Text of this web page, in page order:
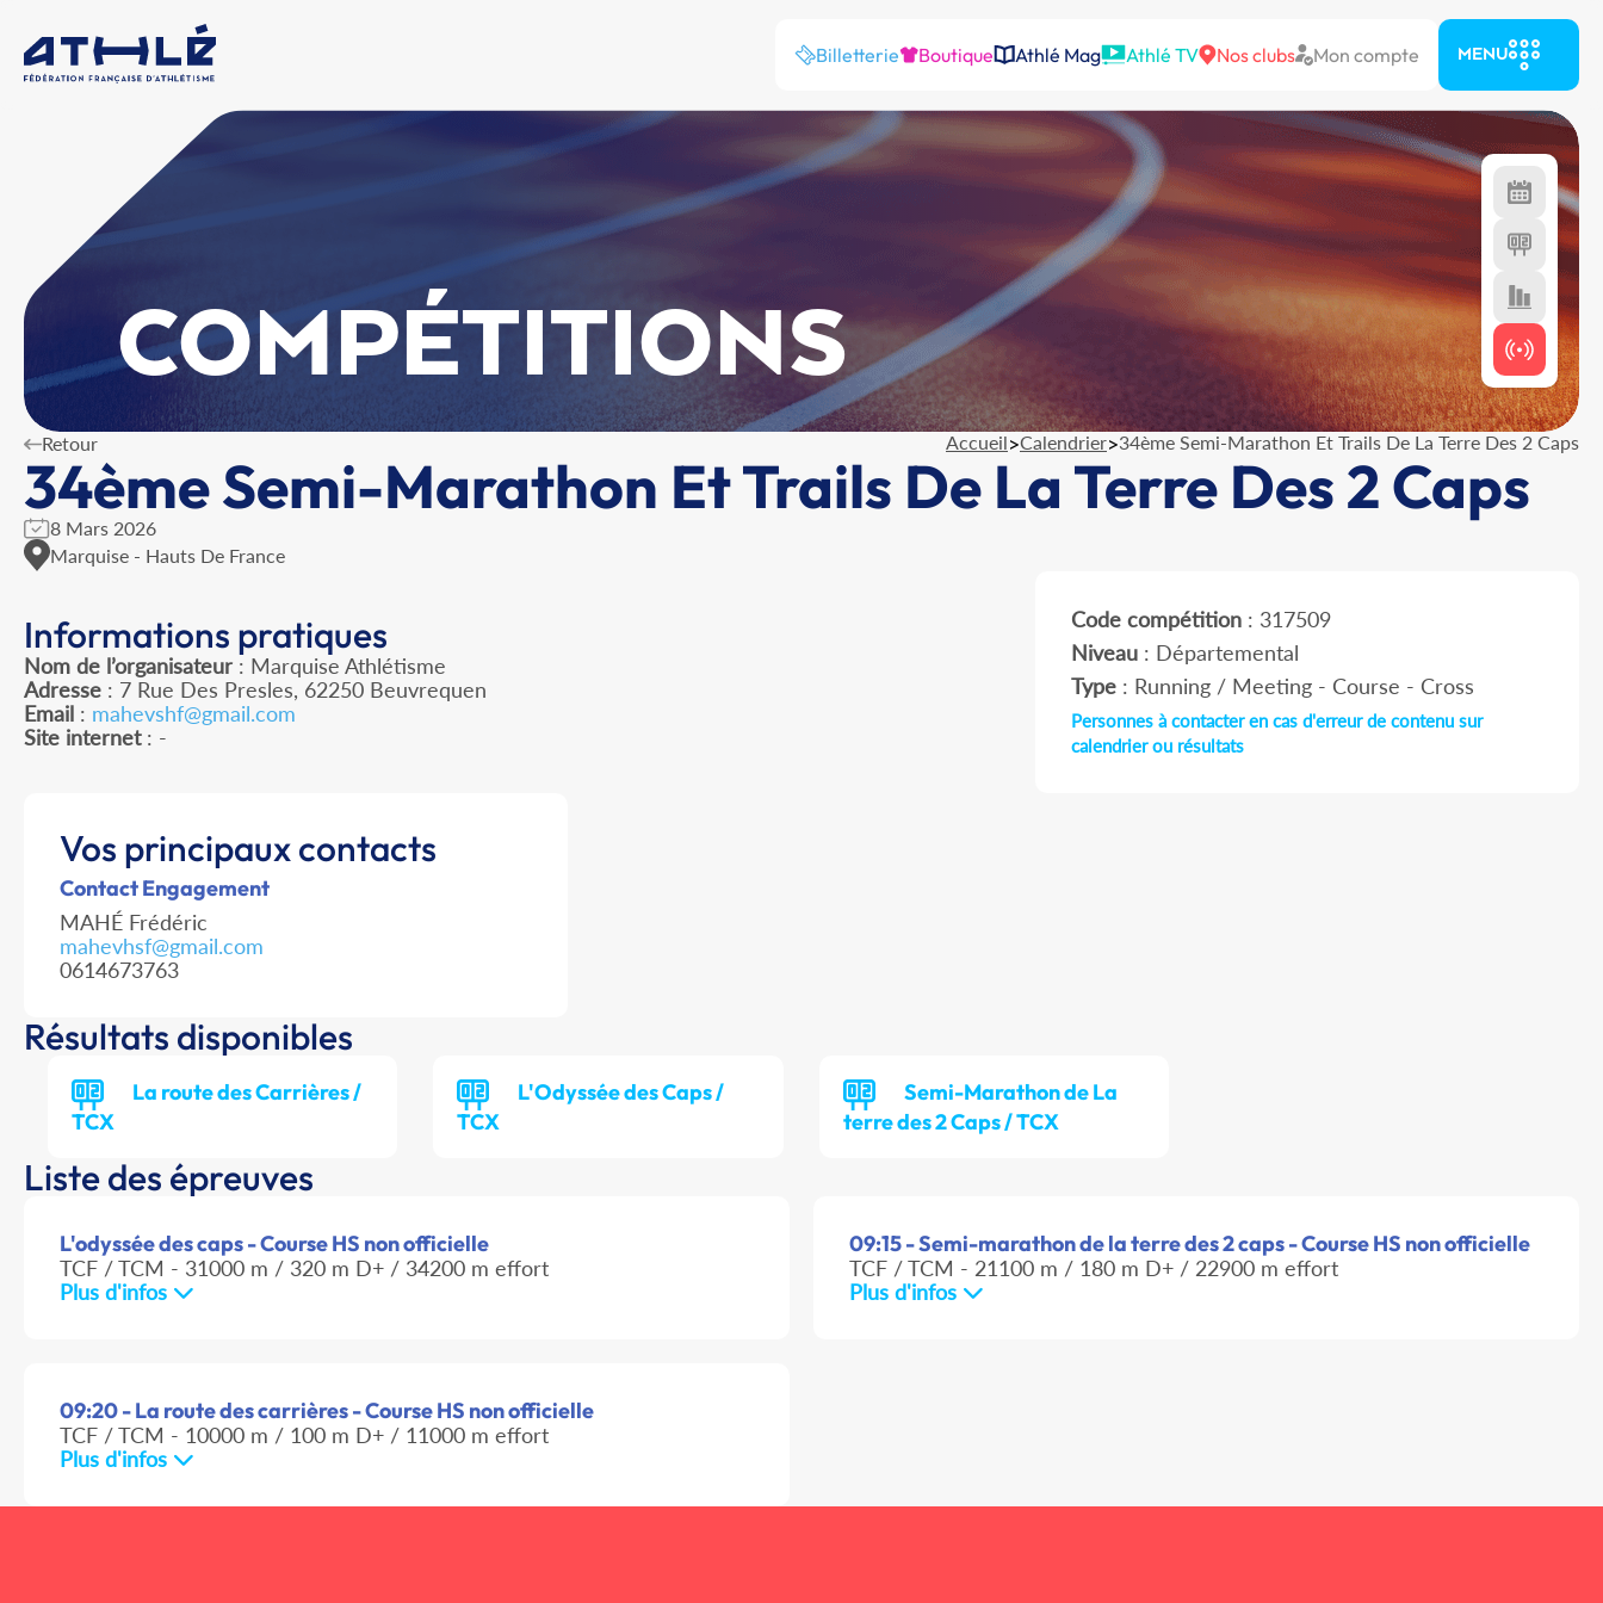
Billetterie Boutique Athlé Mag Athlé TV Nos clubs Mon compte MENU
COMPÉTITIONS
Retour Accueil>Calendrier>34ème Semi-Marathon Et Trails De La Terre Des 2 Caps
34ème Semi-Marathon Et Trails De La Terre Des 2 Caps
8 Mars 2026
Marquise - Hauts De France
Informations pratiques
Nom de l’organisateur : Marquise Athlétisme
Adresse : 7 Rue Des Presles, 62250 Beuvrequen
Email : mahevshf@gmail.com
Site internet: -
Code compétition: 317509
Niveau: Départemental
Type: Running / Meeting - Course - Cross
Personnes à contacter en cas d'erreur de contenu sur
calendrier ou résultats
Vos principaux contacts
Contact Engagement
MAHÉ Frédéric
mahevhsf@gmail.com
0614673763
Résultats disponibles
La route des Carrières /
TCX
L'Odyssée des Caps /
TCX
Semi-Marathon de La
terre des 2 Caps / TCX
Liste des épreuves
L'odyssée des caps - Course HS non officielle
TCF / TCM - 31000 m / 320 m D+ / 34200 m effort
Plus d'infos
09:15 - Semi-marathon de la terre des 2 caps - Course HS non officielle
TCF / TCM - 21100 m / 180 m D+ / 22900 m effort
Plus d'infos
09:20 - La route des carrières - Course HS non officielle
TCF / TCM - 10000 m / 100 m D+ / 11000 m effort
Plus d'infos